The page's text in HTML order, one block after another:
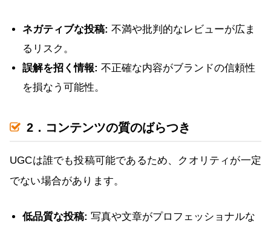
ネガティブな投稿: 不満や批判的なレビューが広ま
るリスク。
誤解を招く情報: 不正確な内容がブランドの信頼性
を損なう可能性。
2．コンテンツの質のばらつき
UGCは誰でも投稿可能であるため、クオリティが一定
でない場合があります。
低品質な投稿: 写真や文章がプロフェッショナルな